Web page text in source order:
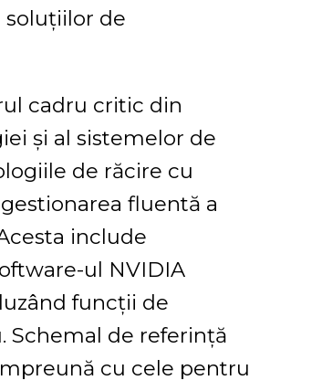
de
cadru critic din
și al sistemelor de
de răcire cu
fluentă a
include
ul NVIDIA
funcții de
Schemal de referință
cu cele pentru